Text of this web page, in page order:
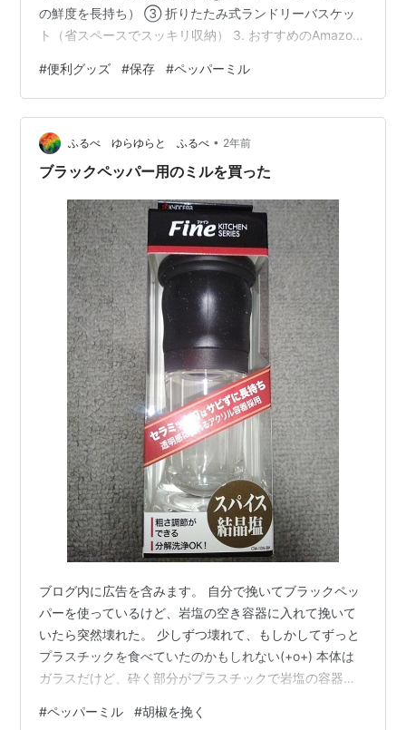
の鮮度を長持ち） ③ 折りたたみ式ランドリーバスケッ
ト（省スペースでスッキリ収納） 3. おすすめのAmazon
快適に生活できるアイテムがあればいいのに」と思った
ことはありませんか？ 多くの家庭ではあまり見かけない
けれど、実際に使ってみると便利すぎて手放せなくなる
アイテムがたくさんあります。 今回は、そんな「意外と
持っていないけど、あると便利なアイ…
#便利グッズ #保存 #ペッパーミル
ふるべ ゆらゆらと ふるべ • 2年前
ブラックペッパー用のミルを買った
ブログ内に広告を含みます。 自分で挽いてブラックペッ
パーを使っているけど、岩塩の空き容器に入れて挽いて
いたら突然壊れた。 少しずつ壊れて、もしかしてずっと
プラスチックを食べていたのかもしれない(+o+) 本体は
ガラスだけど、砕く部分がプラスチックで岩塩の容器に
はなかったんだなと反省した。 反省したはずだけど、と
#ペッパーミル #胡椒を挽く